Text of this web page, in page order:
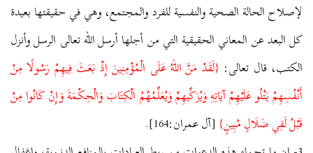
لإصلاح الحالة الصحية والنفسية للفرد والمجتمع، وهي في حقيقتها بعيدة
كل البعد عن المعاني الحقيقية التي من أجلها أرسل الله تعالى الرسل وأنزل
الكتب، قال تعالى: {لَقَدْ مَنَّ اللهُ عَلَى الْمُؤْمِنِينَ إِذْ بَعَثَ فِيهِمْ رَسُولًا مِنْ
أَنْفُسِهِمْ يَتْلُو عَلَيْهِمْ آيَاتِهِ وَيُزَكِّيهِمْ وَيُعَلِّمُهُمُ الْكِتَابَ وَالْحِكْمَةَ وَإِنْ كَانُوا مِنْ
قَبْلُ لَفِي ضَلَالٍ مُبِينٍ} [آل عمران:164].